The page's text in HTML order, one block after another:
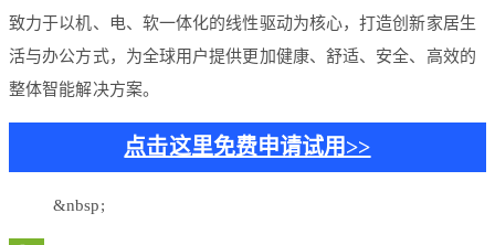
致力于以机、电、软一体化的线性驱动为核心，打造创新家居生
活与办公方式，为全球用户提供更加健康、舒适、安全、高效的
整体智能解决方案。
点击这里免费申请试用>>
&nbsp;